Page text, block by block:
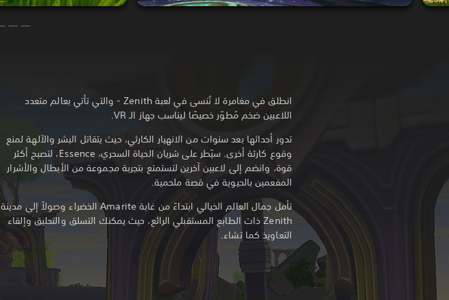
انطلق في مغامرة لا تُنسى في لعبة Zenith - والتي تأتي بعالم متعدد
اللاعبين ضخم مُطوّر خصيصًا ليناسب جهاز الـ VR.
تدور أحداثها بعد سنوات من الانهيار الكارثي، حيث يتقاتل البشر والآلهة لمنع
وقوع كارثة أخرى. سيّطر على شريان الحياة السحري، Essence، لتصبح أكثر
قوة، وانضم إلى لاعبين آخرين لتستمتع بتجربة مجموعة من الأبطال والأشرار
المفعمين بالحيوية في قصة ملحمية.
تأمل جمال العالم الخيالي ابتداءً من غابة Amarite الخضراء وصولاً إلى مدينة
Zenith ذات الطابع المستقبلي الرائع، حيث يمكنك التسلق والتحليق وإلقاء
التعاويذ كما تشاء.